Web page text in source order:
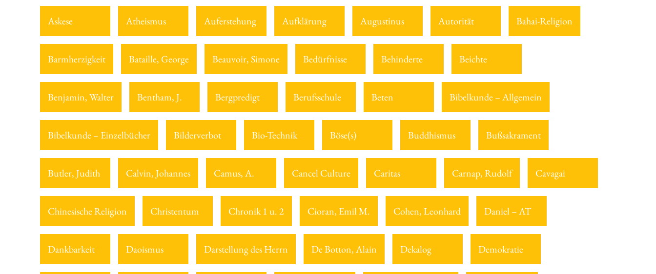
Askese Atheismus Auferstehung Aufklärung Augustinus Autorität Bahai-Religion
Barmherzigkeit Bataille, George Beauvoir, Simone Bedürfnisse Behinderte Beichte
Benjamin, Walter Bentham, J. Bergpredigt Berufsschule Beten Bibelkunde – Allgemein
Bibelkunde – Einzelbücher Bilderverbot Bio-Technik Böse(s) Buddhismus Bußsakrament
Butler, Judith Calvin, Johannes Camus, A. Cancel Culture Caritas Carnap, Rudolf Cavagai
Chinesische Religion Christentum Chronik 1 u. 2 Cioran, Emil M. Cohen, Leonhard Daniel – AT
Dankbarkeit Daoismus Darstellung des Herrn De Botton, Alain Dekalog Demokratie